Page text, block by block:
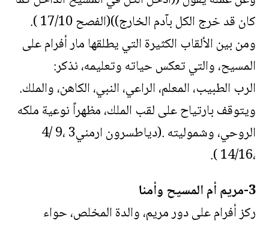
كان قد خرج الكل بآدم الخارج))(الفصح 17/10 ).
ومن بين الألقاب الكثيرة التي يطلقها مار أفرام على
المسيح، والتي تعكس حياته وتعليمه، نذكر:
الرب الطبيب، المعلم، الراعي، النبي، الكاهن، والملك.
ويتوقف بارتياح على لقب الملك، مظهراً نوعية ملكه
الروحي، وشموليته .(دياطسرون ارمني3 ،9 /4
،14/16 ).
3-مريم أم المسيح وأمنا
ركز أفرام على دور مريم، والدة المخلص، حواء